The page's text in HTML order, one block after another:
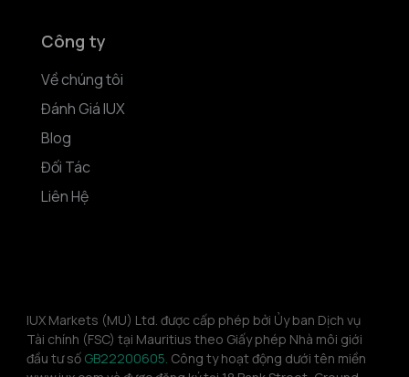
Công ty
Về chúng tôi
Đánh Giá IUX
Blog
Đối Tác
Liên Hệ
IUX Markets (MU) Ltd. được cấp phép bởi Ủy ban Dịch vụ
Tài chính (FSC) tại Mauritius theo Giấy phép Nhà môi giới
đầu tư số GB22200605. Công ty hoạt động dưới tên miền